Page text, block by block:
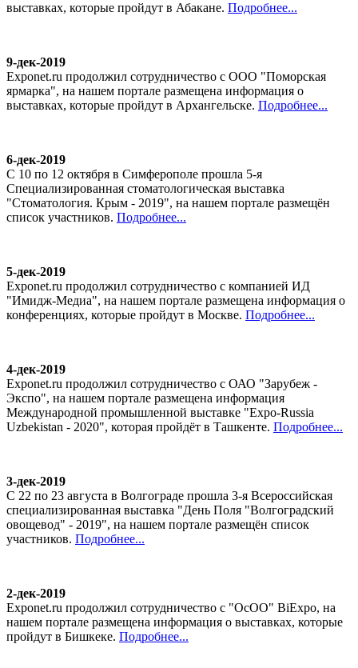
выставках, которые пройдут в Абакане. Подробнее...
9-дек-2019
Exponet.ru продолжил сотрудничество с ООО "Поморская
ярмарка", на нашем портале размещена информация о
выставках, которые пройдут в Архангельске. Подробнее...
6-дек-2019
С 10 по 12 октября в Симферополе прошла 5-я
Специализированная стоматологическая выставка
"Стоматология. Крым - 2019", на нашем портале размещён
список участников. Подробнее...
5-дек-2019
Exponet.ru продолжил сотрудничество с компанией ИД
"Имидж-Медиа", на нашем портале размещена информация о
конференциях, которые пройдут в Москве. Подробнее...
4-дек-2019
Exponet.ru продолжил сотрудничество с ОАО "Зарубеж -
Экспо", на нашем портале размещена информация
Международной промышленной выставке "Expo-Russia
Uzbekistan - 2020", которая пройдёт в Ташкенте. Подробнее...
3-дек-2019
С 22 по 23 августа в Волгограде прошла 3-я Всероссийская
специализированная выставка "День Поля "Волгоградский
овощевод" - 2019", на нашем портале размещён список
участников. Подробнее...
2-дек-2019
Exponet.ru продолжил сотрудничество с "ОсОО" BiExpo, на
нашем портале размещена информация о выставках, которые
пройдут в Бишкеке. Подробнее...